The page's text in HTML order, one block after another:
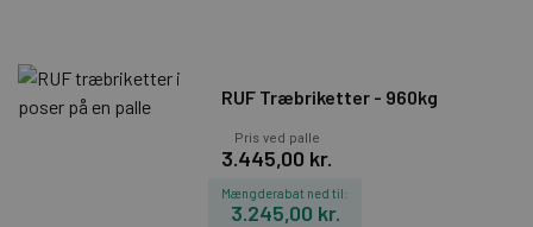
RUF Træbriketter - 960kg
Pris ved palle
3.445,00 kr.
Mængderabat ned til:
3.245,00 kr.